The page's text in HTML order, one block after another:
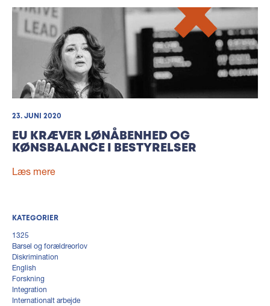
KATEGORIER
1325
Barsel og forældreorlov
Diskrimination
English
Forskning
Integration
Internationalt arbejde
23. JUNI 2020
EU KRÆVER LØNÅBENHED OG
KØNSBALANCE I BESTYRELSER
Læs mere